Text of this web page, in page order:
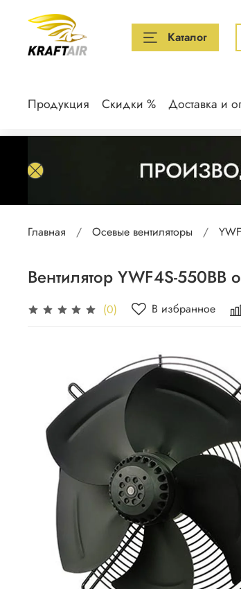
Каталог
Продукция Скидки % Доставка и
Главная Осевые вентиляторы YWF
Вентилятор YWF4S-
(0) В избранное